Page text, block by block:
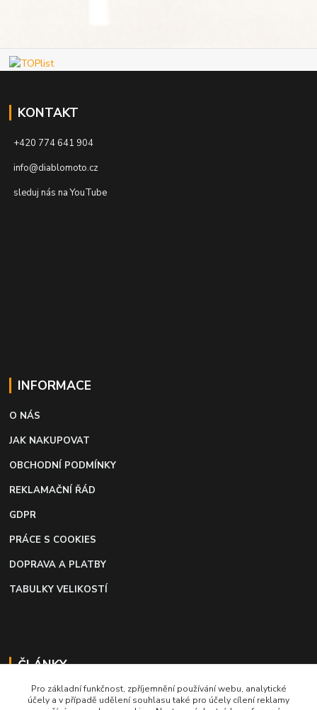
KONTAKT
+420 774 641 904
info@diablomoto.cz
sleduj nás na YouTube
INFORMACE
O NÁS
JAK NAKUPOVAT
OBCHODNÍ PODMÍNKY
REKLAMAČNÍ ŘÁD
GDPR
PRÁCE S COOKIES
DOPRAVA A PLATBY
TABULKY VELIKOSTÍ
ČLÁNKY
Profi lepidlo na boty a kůži
Pro základní funkčnost, zpříjemnění používání webu, analytické
účely a v případě udělení souhlasu také pro účely cílení reklamy